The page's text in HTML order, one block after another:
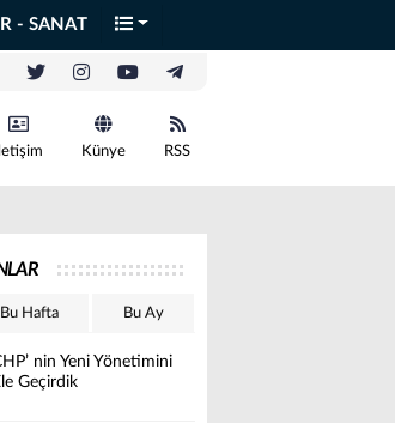
- SANAT
İletişim Künye RSS
Bu Hafta Bu Ay
nin Yeni Yönetimini
Geçirdik